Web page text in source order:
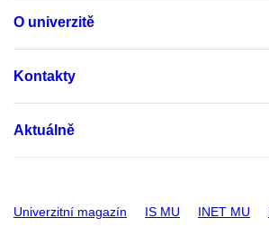
O univerzitě
Kontakty
Aktuálně
Univerzitní magazín IS MU INET MU